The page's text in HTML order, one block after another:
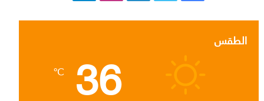
ب
و
ق
ر
الطقس 36
℃